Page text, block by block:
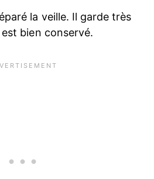
la veille. Il garde très
est bien conservé.